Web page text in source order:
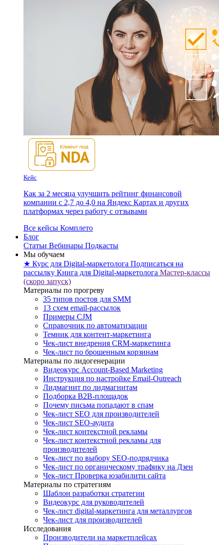
Кейс
Как за 2 месяца улучшить рейтинг финансовой
компании с 2,7 до 4,0 на Яндекс Картах и других
платформах через работу с отзывами
Все кейсы Комплето
Блог
Статьи Вебинары Подкасты
Мы обучаем
★ Курс для Digital-маркетолога Подписаться на
рассылку Книга для Digital-маркетолога Мастер-классы
(скоро запуск)
Материалы по прогреву
35 типов постов для SMM
13 схем email-рассылок
Примеры CJM
Справочник по автоматизации
Темник для контент-маркетинга
Чек-лист внедрения CRM-маркетинга
Чек-лист по брошенным корзинам
Материалы по лидогенерации
Видеокурс Account-Based Marketing
Инструкция по настройке Email-Outreach
Лидмагнит по лидмагнитам
Подборка B2B-площадок
Почему письма попадают в спам
Чек-лист SEO для производителей
Чек-лист SEO-аудита
Чек-лист контекстной рекламы
Чек-лист контекстной рекламы для
производителей
Чек-лист по выбору SEO-подрядчика
Чек-лист по органическому трафику на Дзен
Чек-лист Проверка юзабилити сайта
Материалы по стратегиям
Шаблон разработки стратегии
Видеокурс для руководителей
Чек-лист digital-маркетинга для металлургов
Чек-лист для производителей
Исследования
Производители на маркетплейсах